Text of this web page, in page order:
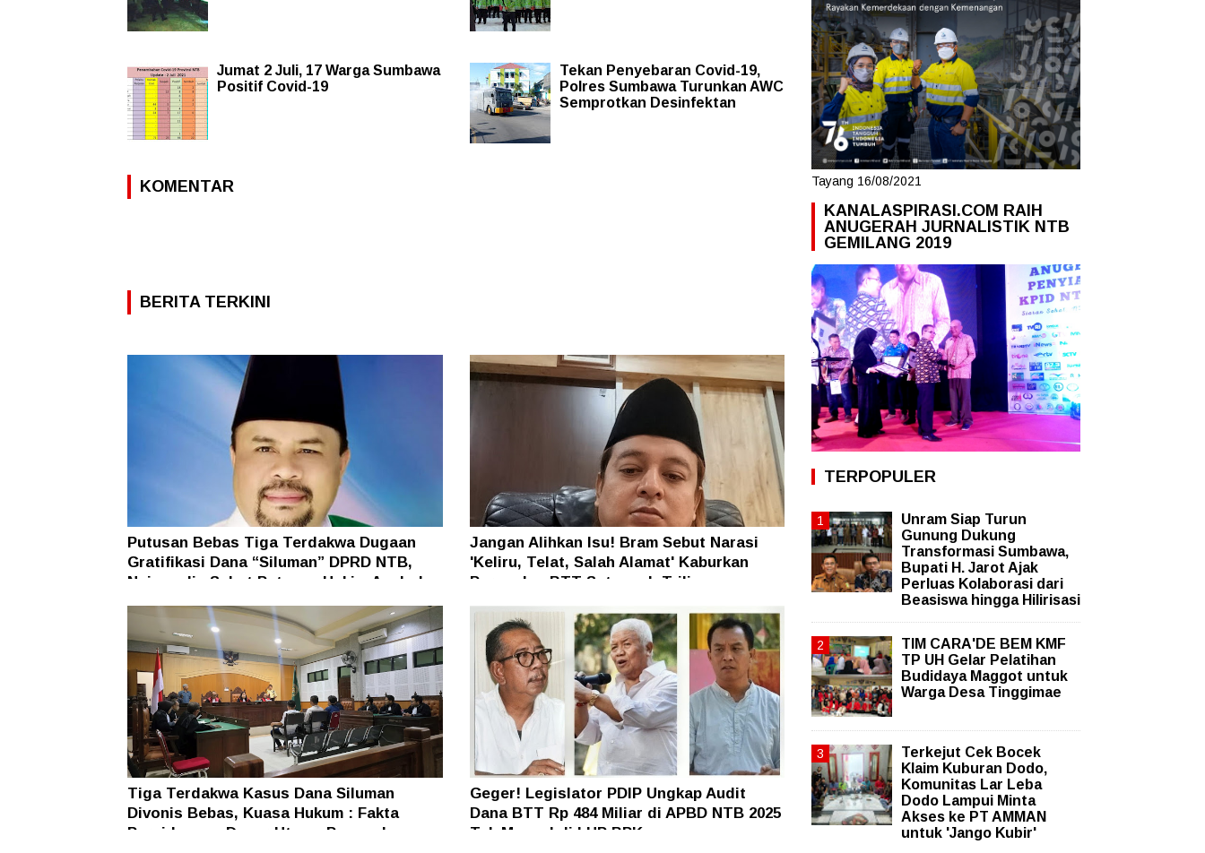
Jumat 2 Juli, 17 Warga Sumbawa
Positif Covid-19
Tekan Penyebaran Covid-19,
Polres Sumbawa Turunkan AWC
Semprotkan Desinfektan
KOMENTAR
BERITA TERKINI
Putusan Bebas Tiga Terdakwa Dugaan
Gratifikasi Dana “Siluman” DPRD NTB,
Najamudin Sebut Putusan Hakim Aneh dan
Ganjil
Jangan Alihkan Isu! Bram Sebut Narasi
'Keliru, Telat, Salah Alamat' Kaburkan
Persoalan BTT Setengah Triliun
Tiga Terdakwa Kasus Dana Siluman
Divonis Bebas, Kuasa Hukum : Fakta
Persidangan Dasar Utama Penegakan
Geger! Legislator PDIP Ungkap Audit
Dana BTT Rp 484 Miliar di APBD NTB 2025
Tak Muncul di LHP BPK
Tayang 16/08/2021
KANALASPIRASI.COM RAIH
ANUGERAH JURNALISTIK NTB
GEMILANG 2019
TERPOPULER
Unram Siap Turun
Gunung Dukung
Transformasi Sumbawa,
Bupati H. Jarot Ajak
Perluas Kolaborasi dari
Beasiswa hingga Hilirisasi
TIM CARA'DE BEM KMF
TP UH Gelar Pelatihan
Budidaya Maggot untuk
Warga Desa Tinggimae
Terkejut Cek Bocek
Klaim Kuburan Dodo,
Komunitas Lar Leba
Dodo Lampui Minta
Akses ke PT AMMAN
untuk 'Jango Kubir'